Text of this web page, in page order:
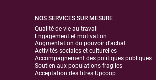
NOS SERVICES SUR MESURE
Qualité de vie au travail
Engagement et motivation
Augmentation du pouvoir d'achat
Activités sociales et culturelles
Accompagnement des politiques publiques
Soutien aux populations fragiles
Acceptation des titres Upcoop